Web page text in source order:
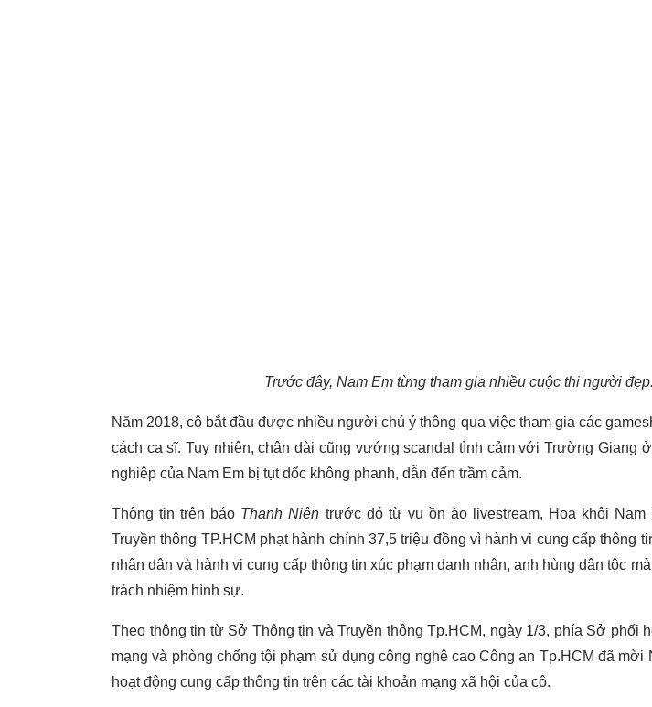
Trước đây, Nam Em từng tham gia nhiều cuộc thi người đẹp.
Năm 2018, cô bắt đầu được nhiều người chú ý thông qua việc tham gia các
cách ca sĩ. Tuy nhiên, chân dài cũng vướng scandal tình cảm với Trường Giang
nghiệp của Nam Em bị tụt dốc không phanh, dẫn đến trầm cảm.
Thông tin trên báo Thanh Niên trước đó từ vụ ồn ào livestream, Hoa khôi
Truyền thông TP.HCM phạt hành chính 37,5 triệu đồng vì hành vi cung cấp thông
nhân dân và hành vi cung cấp thông tin xúc phạm danh nhân, anh hùng dân tộc
trách nhiệm hình sự.
Theo thông tin từ Sở Thông tin và Truyền thông Tp.HCM, ngày 1/3, phía Sở phối
mạng và phòng chống tội phạm sử dụng công nghệ cao Công an Tp.HCM đã mời
hoạt động cung cấp thông tin trên các tài khoản mạng xã hội của cô.